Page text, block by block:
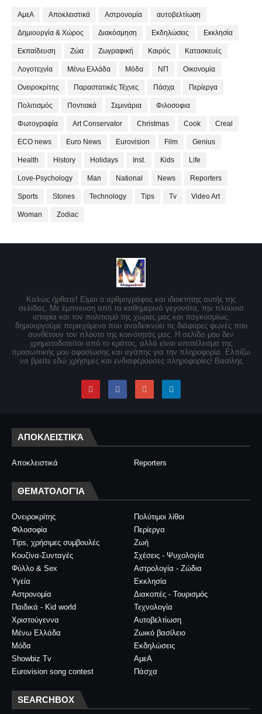
ΑμεΑ Αποκλειστικά Αστρονομία αυτοβελτίωση
Δημιουργία & Χώρος Διακόσμηση Εκδηλώσεις Εκκλησία
Εκπαίδευση Ζώα Ζωγραφική Καιρός Κατασκευές
Λογοτεχνία Μένω Ελλάδα Μόδα ΝΠ Οικονομία
Ονειροκρίτης Παραστατικές Τέχνες Πάσχα Περίεργα
Πολιτισμός Ποντιακά Σεμινάρια Φιλοσοφια
Φωτογραφία Art Conservator Christmas Cook Creal
ECO news Euro News Eurovision Film Genius
Health History Holidays Inst. Kids Life
Love-Psychology Man National News Reporters
Sports Stones Technology Tips Tv Video Art
Woman Zodiac
Καλώς ήρθατε! Είμαι ο αρθρογράφος και ιδιοκτήτης αυτής της
σελίδας. Με έμπνευση από τα καθημερινά γεγονότα, την πλούσια
ιστορία και τον πολιτισμό της χώρας μας και παγκοσμίως,
δημιουργούμε περιεχόμενο που αναδεικνύει τις διάφορες φωνές που
συνθέτουν τον πλούτο της κοινότητάς μας. Η σελίδα μου δεν
χρηματοδοτείται από το κράτος, αλλά είναι αποτέλεσμα της
προσωπικής μου αφοσίωσης και αγάπης για την πληροφορία. Ελπίζω
να βρείτε εδώ χρήσιμες και ενδιαφέρουσες πληροφορίες! Βασίλης
ΑΠΟΚΛΕΙΣΤΙΚΆ
Αποκλειστικά Reporters
ΘΕΜΑΤΟΛΟΓΊΑ
Ονειροκρίτης
Πολύτιμοι λίθοι
Φιλοσοφία
Περίεργα
Tips, χρήσιμες συμβουλές
Ζωή
Κουζίνα-Συνταγές
Σχέσεις - Ψυχολογία
Φύλλο & Sex
Αστρολογία - Ζώδια
Υγεία
Εκκλησία
Αστρονομία
Διακοπές - Τουρισμός
Παιδικά - Kid world
Τεχνολογία
Χριστούγεννα
Αυτοβελτίωση
Μένω Ελλάδα
Ζωικό βασίλειο
Μόδα
Εκδηλώσεις
Showbiz Tv
ΑμεΑ
Eurovision song contest
Πάσχα
SEARCHBOX